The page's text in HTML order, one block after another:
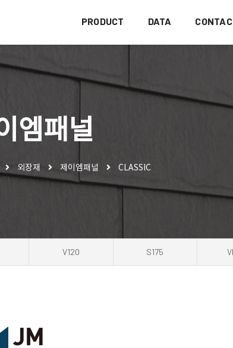
PRODUCT DATA
엠패널
외장재 제이엠패널 CLASSIC
V120 S175